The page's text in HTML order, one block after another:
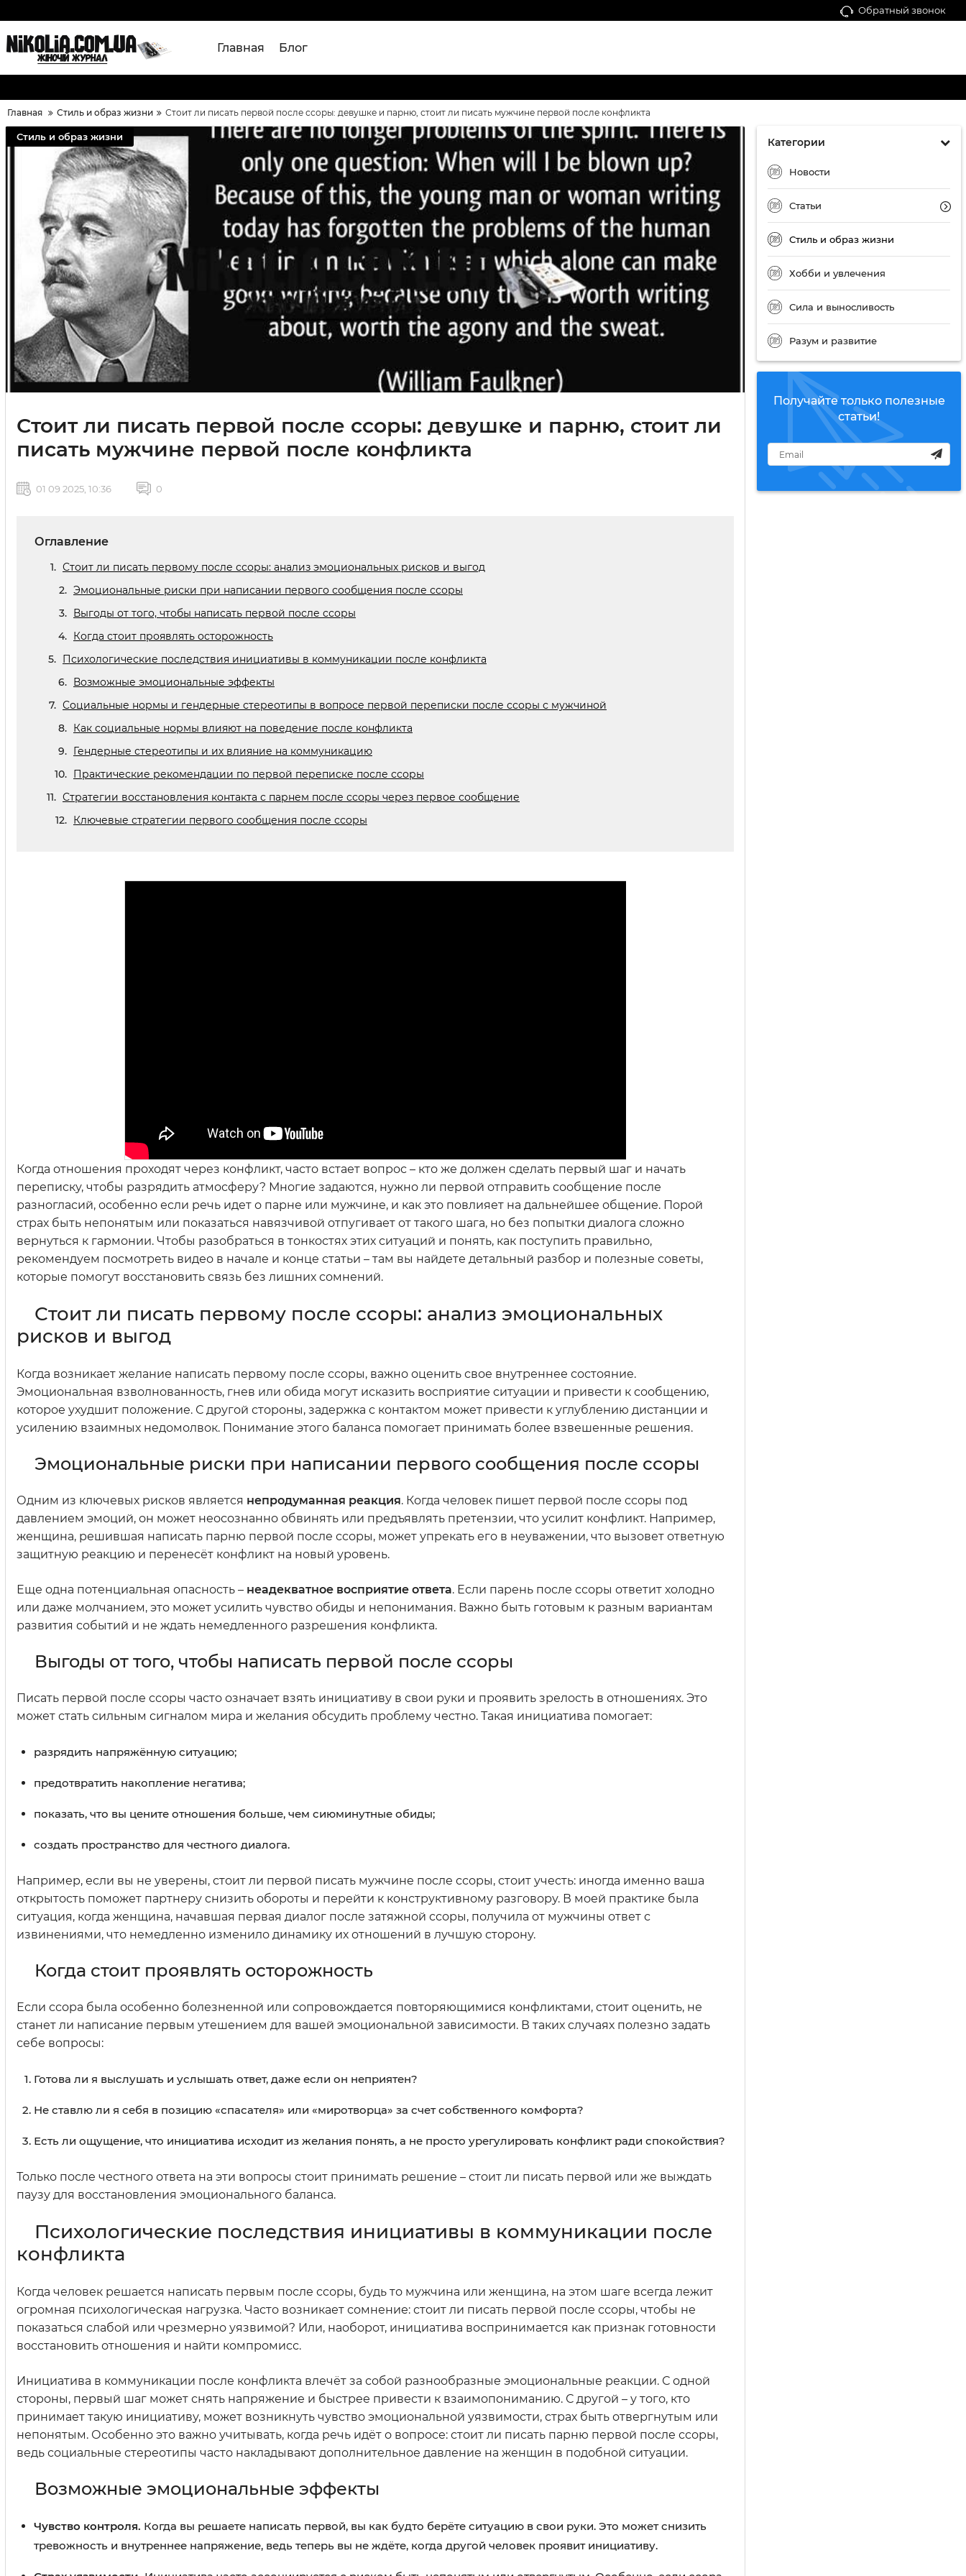
Обратный звонок
Главная Блог
Главная Стиль и образ жизни Стоит ли писать первой после ссоры: девушке и парню, стоит ли писать мужчине первой после конфликта
Категории
Новости
Статьи
Стиль и образ жизни
Хобби и увлечения
Сила и выносливость
Разум и развитие
Получайте только полезные
статьи!
Стиль и образ жизни
Стоит ли писать первой после ссоры: девушке и парню, стоит ли
писать мужчине первой после конфликта
01 09 2025, 10:36 0
Оглавление
Стоит ли писать первому после ссоры: анализ эмоциональных рисков и выгод
Эмоциональные риски при написании первого сообщения после ссоры
Выгоды от того, чтобы написать первой после ссоры
Когда стоит проявлять осторожность
Психологические последствия инициативы в коммуникации после конфликта
Возможные эмоциональные эффекты
Социальные нормы и гендерные стереотипы в вопросе первой переписки после ссоры с мужчиной
Как социальные нормы влияют на поведение после конфликта
Гендерные стереотипы и их влияние на коммуникацию
Практические рекомендации по первой переписке после ссоры
Стратегии восстановления контакта с парнем после ссоры через первое сообщение
Ключевые стратегии первого сообщения после ссоры
Когда отношения проходят через конфликт, часто встает вопрос – кто же должен сделать первый шаг и начать
переписку, чтобы разрядить атмосферу? Многие задаются, нужно ли первой отправить сообщение после
разногласий, особенно если речь идет о парне или мужчине, и как это повлияет на дальнейшее общение. Порой
страх быть непонятым или показаться навязчивой отпугивает от такого шага, но без попытки диалога сложно
вернуться к гармонии. Чтобы разобраться в тонкостях этих ситуаций и понять, как поступить правильно,
рекомендуем посмотреть видео в начале и конце статьи – там вы найдете детальный разбор и полезные советы,
которые помогут восстановить связь без лишних сомнений.
Стоит ли писать первому после ссоры: анализ эмоциональных
рисков и выгод
Когда возникает желание написать первому после ссоры, важно оценить свое внутреннее состояние.
Эмоциональная взволнованность, гнев или обида могут исказить восприятие ситуации и привести к сообщению,
которое ухудшит положение. С другой стороны, задержка с контактом может привести к углублению дистанции и
усилению взаимных недомолвок. Понимание этого баланса помогает принимать более взвешенные решения.
Эмоциональные риски при написании первого сообщения после ссоры
Одним из ключевых рисков является непродуманная реакция. Когда человек пишет первой после ссоры под
давлением эмоций, он может неосознанно обвинять или предъявлять претензии, что усилит конфликт. Например,
женщина, решившая написать парню первой после ссоры, может упрекать его в неуважении, что вызовет ответную
защитную реакцию и перенесёт конфликт на новый уровень.
Еще одна потенциальная опасность – неадекватное восприятие ответа. Если парень после ссоры ответит холодно
или даже молчанием, это может усилить чувство обиды и непонимания. Важно быть готовым к разным вариантам
развития событий и не ждать немедленного разрешения конфликта.
Выгоды от того, чтобы написать первой после ссоры
Писать первой после ссоры часто означает взять инициативу в свои руки и проявить зрелость в отношениях. Это
может стать сильным сигналом мира и желания обсудить проблему честно. Такая инициатива помогает:
разрядить напряжённую ситуацию;
предотвратить накопление негатива;
показать, что вы цените отношения больше, чем сиюминутные обиды;
создать пространство для честного диалога.
Например, если вы не уверены, стоит ли первой писать мужчине после ссоры, стоит учесть: иногда именно ваша
открытость поможет партнеру снизить обороты и перейти к конструктивному разговору. В моей практике была
ситуация, когда женщина, начавшая первая диалог после затяжной ссоры, получила от мужчины ответ с
извинениями, что немедленно изменило динамику их отношений в лучшую сторону.
Когда стоит проявлять осторожность
Если ссора была особенно болезненной или сопровождается повторяющимися конфликтами, стоит оценить, не
станет ли написание первым утешением для вашей эмоциональной зависимости. В таких случаях полезно задать
себе вопросы:
Готова ли я выслушать и услышать ответ, даже если он неприятен?
Не ставлю ли я себя в позицию «спасателя» или «миротворца» за счет собственного комфорта?
Есть ли ощущение, что инициатива исходит из желания понять, а не просто урегулировать конфликт ради спокойствия?
Только после честного ответа на эти вопросы стоит принимать решение – стоит ли писать первой или же выждать
паузу для восстановления эмоционального баланса.
Психологические последствия инициативы в коммуникации после
конфликта
Когда человек решается написать первым после ссоры, будь то мужчина или женщина, на этом шаге всегда лежит
огромная психологическая нагрузка. Часто возникает сомнение: стоит ли писать первой после ссоры, чтобы не
показаться слабой или чрезмерно уязвимой? Или, наоборот, инициатива воспринимается как признак готовности
восстановить отношения и найти компромисс.
Инициатива в коммуникации после конфликта влечёт за собой разнообразные эмоциональные реакции. С одной
стороны, первый шаг может снять напряжение и быстрее привести к взаимопониманию. С другой – у того, кто
принимает такую инициативу, может возникнуть чувство эмоциональной уязвимости, страх быть отвергнутым или
непонятым. Особенно это важно учитывать, когда речь идёт о вопросе: стоит ли писать парню первой после ссоры,
ведь социальные стереотипы часто накладывают дополнительное давление на женщин в подобной ситуации.
Возможные эмоциональные эффекты
Чувство контроля. Когда вы решаете написать первой, вы как будто берёте ситуацию в свои руки. Это может снизить
тревожность и внутреннее напряжение, ведь теперь вы не ждёте, когда другой человек проявит инициативу.